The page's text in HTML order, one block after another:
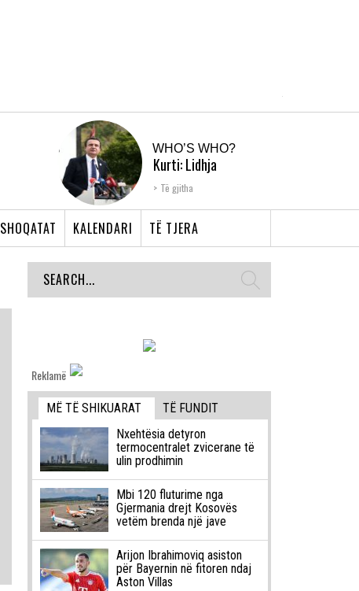
WHO’S WHO?
Kurti: Lidhja
Shqiptare e Prizrenit,
Të gjitha
SHOQATAT KALENDARI TË TJERA
Reklamë
MË TË SHIKUARAT
TË FUNDIT
Nxehtësia detyron
termocentralet zvicerane të
ulin prodhimin
Mbi 120 fluturime nga
Gjermania drejt Kosovës
vetëm brenda një jave
Arijon Ibrahimoviq asiston
për Bayernin në fitoren ndaj
Aston Villas